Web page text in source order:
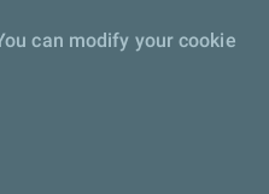
can modify your cookie